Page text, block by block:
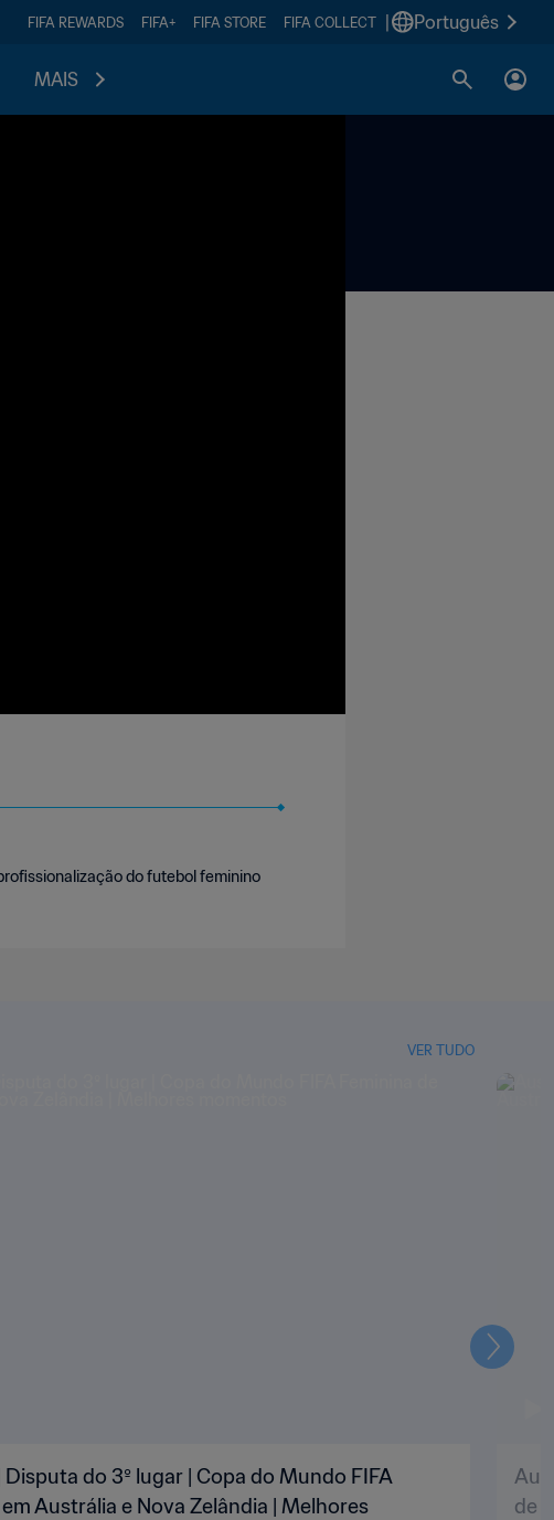
FIFA REWARDS FIFA+ FIFA STORE FIFA COLLECT Português
MAIS
do futebol feminino
VER TUDO
do 3º lugar | Copa do Mundo FIFA
Austrália e Nova Zelândia | Melhores
de